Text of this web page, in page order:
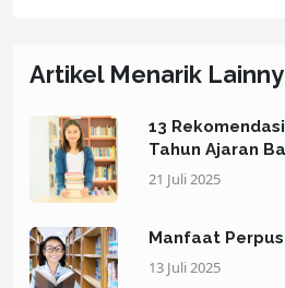
Artikel Menarik
13
Tahun Ajaran
21 Juli 2025
Manfaat
13 Juli 2025